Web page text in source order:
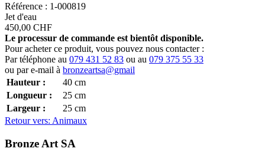
Référence : 1-000819
Jet d'eau
450,00 CHF
Le processur de commande est bientôt disponible.
Pour acheter ce produit, vous pouvez nous contacter :
Par téléphone au 079 431 52 83 ou au 079 375 55 33
ou par e-mail à bronzeartsa@gmail
Hauteur :
40 cm
Longueur :
25 cm
Largeur :
25 cm
Retour vers: Animaux
Bronze Art SA